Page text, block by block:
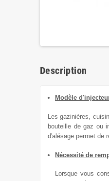
Description
Modèle
Les gazinières,
bouteille de gaz ou
d'alésage permet de
Nécessité de
Lorsque vous